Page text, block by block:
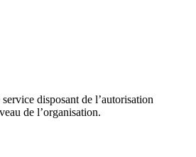
disposant de l’autorisation
de l’organisation.